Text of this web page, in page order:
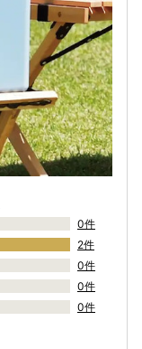
0件
2件
0件
0件
0件